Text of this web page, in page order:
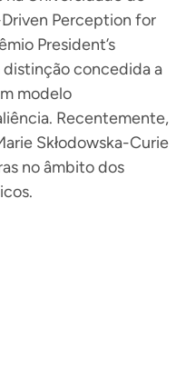
Perception for
President’s
distinção concedida a
modelo
Recentemente,
Skłodowska-Curie
no âmbito dos